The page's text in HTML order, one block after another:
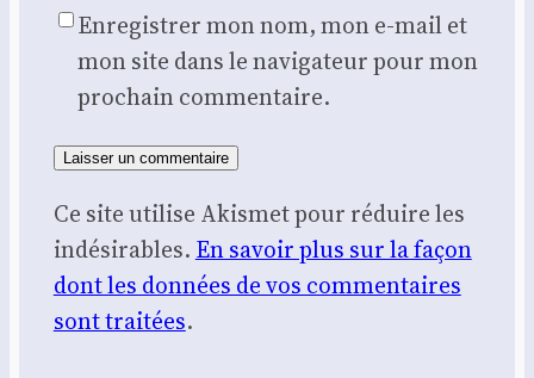
Enregistrer mon nom, mon e-mail et
mon site dans le navigateur pour mon
prochain commentaire.
Ce site utilise Akismet pour réduire les
indésirables. En savoir plus sur la façon
dont les données de vos commentaires
sont traitées.